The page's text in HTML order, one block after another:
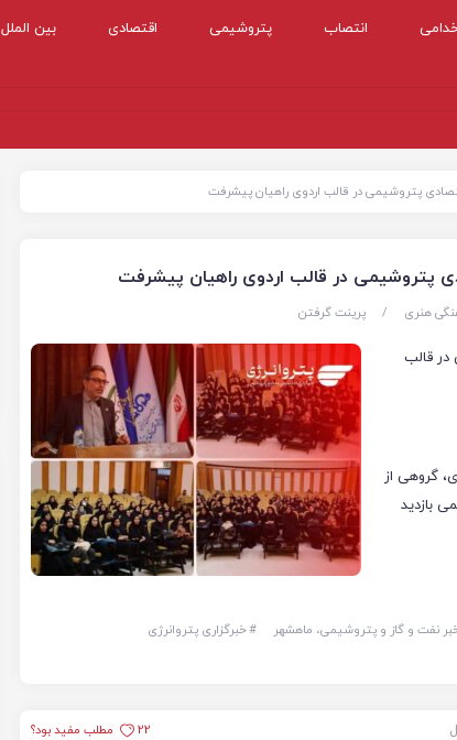
انتصاب پتروشیمی اقتصادی بین الملل
پتروشیمی در قالب اردوی راهیان پیشرفت
پتروشیمی در قالب اردوی راهیان پیشرفت
هنری / پرینت گرفتن
در قالب
گروهی از
بازدید
نفت و گاز و پتروشیمی، ماهشهر #خبرگزاری پتروانرژی
22 مطلب مفید بود؟